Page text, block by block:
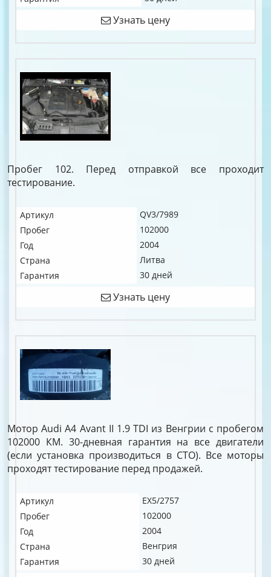
Узнать цену
Пробег 102. Перед отправкой все проходит
тестирование.
Артикул
QV3/7989
Пробег
102000
Год
2004
Страна
Литва
Гарантия
30 дней
Узнать цену
Мотор Audi A4 Avant II 1.9 TDI из Венгрии с пробегом
102000 КМ. 30-дневная гарантия на все двигатели
(если установка производиться в СТО). Все моторы
проходят тестирование перед продажей.
Артикул
EX5/2757
Пробег
102000
Год
2004
Страна
Венгрия
Гарантия
30 дней